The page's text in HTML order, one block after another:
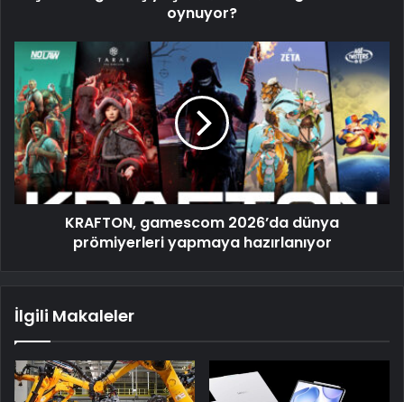
oynuyor?
KRAFTON, gamescom 2026’da dünya
prömiyerleri yapmaya hazırlanıyor
İlgili Makaleler